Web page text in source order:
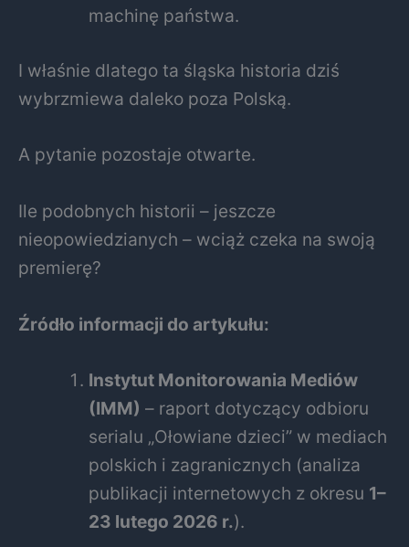
machinę państwa.
I właśnie dlatego ta śląska historia dziś
wybrzmiewa daleko poza Polską.
A pytanie pozostaje otwarte.
Ile podobnych historii – jeszcze
nieopowiedzianych – wciąż czeka na swoją
premierę?
Źródło informacji do artykułu:
Instytut Monitorowania Mediów
(IMM) – raport dotyczący odbioru
serialu „Ołowiane dzieci” w mediach
polskich i zagranicznych (analiza
publikacji internetowych z okresu 1–
23 lutego 2026 r.).